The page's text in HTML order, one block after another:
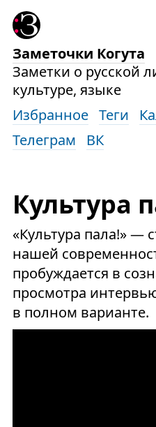
Заметочки Когута
Заметки о русской
культуре, языке
Избранное Теги
Телеграм
ВК
Культура
«Культура пала!» —
нашей
пробуждается в
просмотра
в полном варианте.